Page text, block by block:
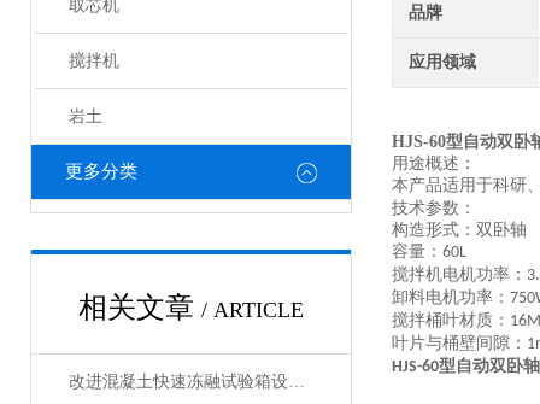
取芯机
搅拌机
岩土
更多分类
相关文章 / ARTICLE
改进混凝土快速冻融试验箱设计以增强其性能的方法
品牌
应用领域
HJS-60型自动双卧
用途概述：
本产品适用于科研
技术参数：
构造形式：双卧轴
容量： 60L
搅拌机电机功率：
卸料电机功率：
搅拌桶叶材质：
叶片与桶壁间隙：
HJS-60型自动双卧